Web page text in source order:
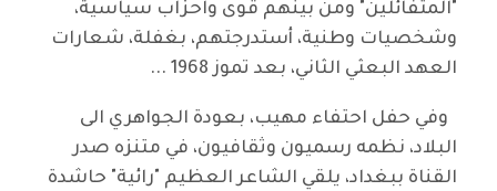
"المتفائلين" ومن بينهم قوى واحزاب سياسية،
وشخصيات وطنية، أستدرجتهم، بغفلة، شعارات
العهد البعثي الثاني، بعد تموز 1968 ...
وفي حفل احتفاء مهيب، بعودة الجواهري الى
البلاد، نظمه رسميون وثقافيون، في متنزه صدر
القناة ببغداد، يلقي الشاعر العظيم "رائية" حاشدة